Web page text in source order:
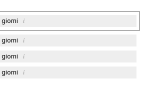
giorni i
giorni i
giorni i
giorni i